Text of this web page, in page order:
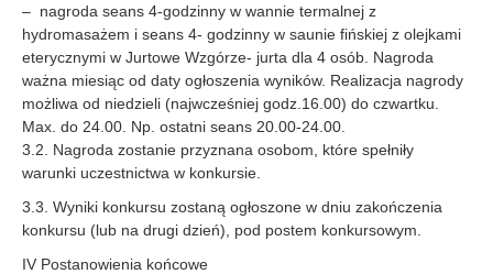
– nagroda seans 4-godzinny w wannie termalnej z
hydromasażem i seans 4- godzinny w saunie fińskiej z olejkami
eterycznymi w Jurtowe Wzgórze- jurta dla 4 osób. Nagroda
ważna miesiąc od daty ogłoszenia wyników. Realizacja nagrody
możliwa od niedzieli (najwcześniej godz.16.00) do czwartku.
Max. do 24.00. Np. ostatni seans 20.00-24.00.
3.2. Nagroda zostanie przyznana osobom, które spełniły
warunki uczestnictwa w konkursie.
3.3. Wyniki konkursu zostaną ogłoszone w dniu zakończenia
konkursu (lub na drugi dzień), pod postem konkursowym.
IV Postanowienia końcowe